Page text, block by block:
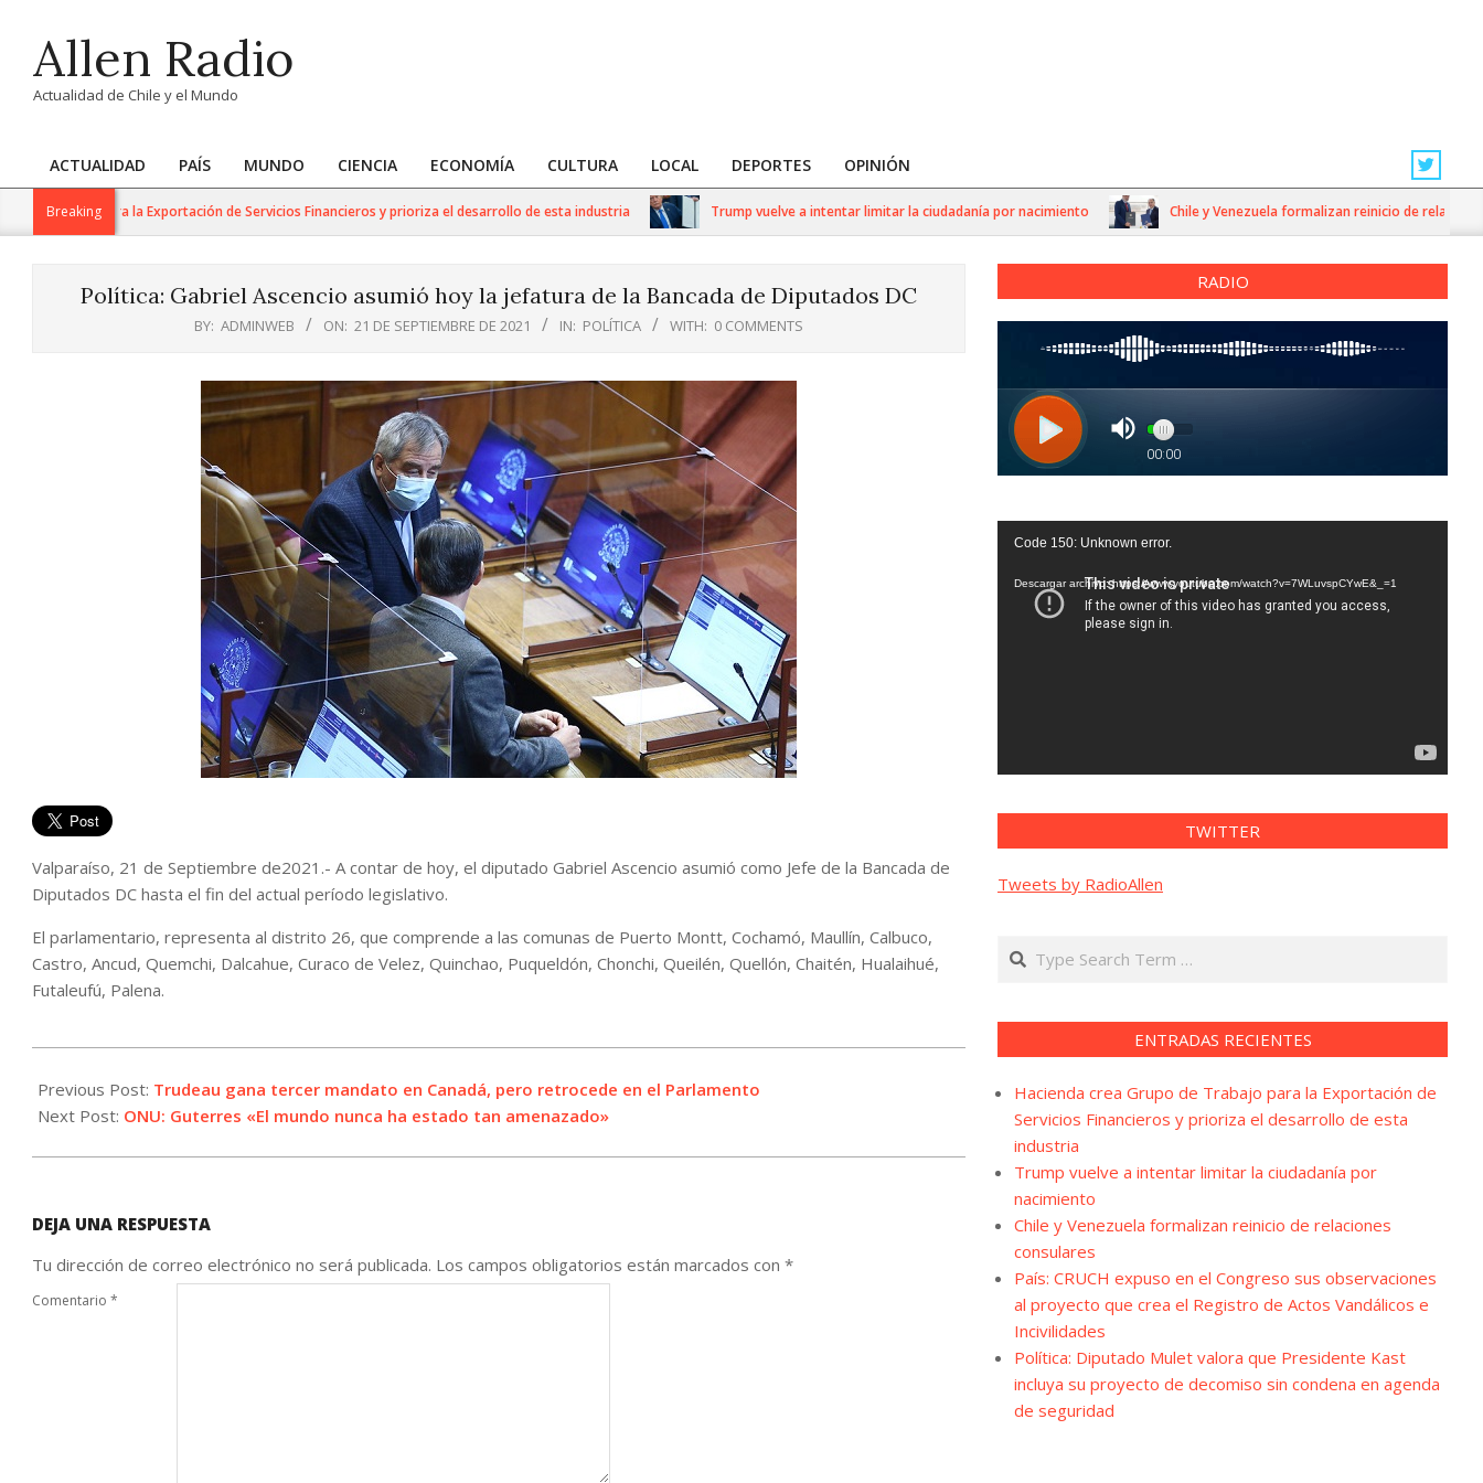
contentAllen Radio
Actualidad de Chile y el Mundo
Primary
Navigation
ACTUALIDAD PAÍS MUNDO CIENCIA ECONOMÍA CULTURA LOCAL DEPORTES OPINIÓN
Breaking
de Trabajo para la Exportación de Servicios Financieros y prioriza el desarrollo de esta industria Trump vuelve a intentar limitar la ciudadanía por nacimiento Chile y Venezuela formalizan reinicio de relaciones
Política: Gabriel Ascencio asumió hoy la jefatura de la Bancada de Diputados DC
BY: ADMINWEB ON: 21 DE SEPTIEMBRE DE 2021 IN: POLÍTICA WITH: 0 COMMENTS
Valparaíso, 21 de Septiembre de2021.- A contar de hoy, el diputado Gabriel Ascencio asumió como Jefe de la Bancada de
Diputados DC hasta el fin del actual período legislativo.
El parlamentario, representa al distrito 26, que comprende a las comunas de Puerto Montt, Cochamó, Maullín, Calbuco,
Castro, Ancud, Quemchi, Dalcahue, Curaco de Velez, Quinchao, Puqueldón, Chonchi, Queilén, Quellón, Chaitén, Hualaihué,
Futaleufú, Palena.
09-
21
Previous Post: Trudeau gana tercer mandato en Canadá, pero retrocede en el Parlamento
Next Post: ONU: Guterres «El mundo nunca ha estado tan amenazado»
DEJA UNA RESPUESTA
Tu dirección de correo electrónico no será publicada. Los campos obligatorios están marcados con *
Comentario *
RADIO
Reproductor
vídeo
Code 150: Unknown error.
Descargar archivo: https://www.youtube.com/watch?v=7WLuvspCYwE&_=1
TWITTER
Tweets by RadioAllen
Search
ENTRADAS RECIENTES
Hacienda crea Grupo de Trabajo para la Exportación de
Servicios Financieros y prioriza el desarrollo de esta
industria
Trump vuelve a intentar limitar la ciudadanía por
nacimiento
Chile y Venezuela formalizan reinicio de relaciones
consulares
País: CRUCH expuso en el Congreso sus observaciones
al proyecto que crea el Registro de Actos Vandálicos e
Incivilidades
Política: Diputado Mulet valora que Presidente Kast
incluya su proyecto de decomiso sin condena en agenda
de seguridad